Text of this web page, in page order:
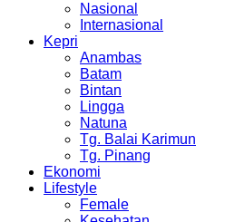
Nasional
Internasional
Kepri
Anambas
Batam
Bintan
Lingga
Natuna
Tg. Balai Karimun
Tg. Pinang
Ekonomi
Lifestyle
Female